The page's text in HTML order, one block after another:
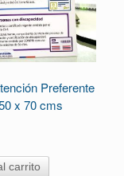
Preferente
x 70 cms
carrito